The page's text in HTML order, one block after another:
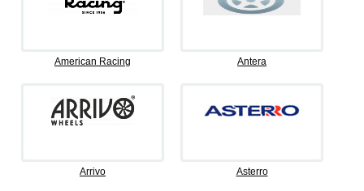
American Racing Antera
Arrivo Asterro